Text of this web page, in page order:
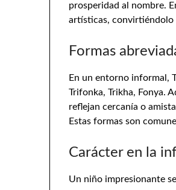
prosperidad al nombre.
artísticas, convirtiéndolo
Formas
En un entorno informal,
Trifonka, Trikha, Fonya.
reflejan cercanía o
Estas formas son
Carácter en la
Un niño impresionante